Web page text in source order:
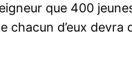
que 400
chacun d’eux devra